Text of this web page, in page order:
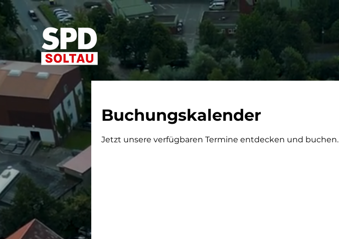
Buchungskalender
Jetzt unsere verfügbaren Termine entdecken und buchen.